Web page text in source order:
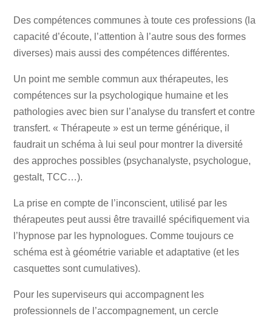
Des compétences communes à toute ces professions (la
capacité d’écoute, l’attention à l’autre sous des formes
diverses) mais aussi des compétences différentes.
Un point me semble commun aux thérapeutes, les
compétences sur la psychologique humaine et les
pathologies avec bien sur l’analyse du transfert et contre
transfert. « Thérapeute » est un terme générique, il
faudrait un schéma à lui seul pour montrer la diversité
des approches possibles (psychanalyste, psychologue,
gestalt, TCC…).
La prise en compte de l’inconscient, utilisé par les
thérapeutes peut aussi être travaillé spécifiquement via
l’hypnose par les hypnologues. Comme toujours ce
schéma est à géométrie variable et adaptative (et les
casquettes sont cumulatives).
Pour les superviseurs qui accompagnent les
professionnels de l’accompagnement, un cercle